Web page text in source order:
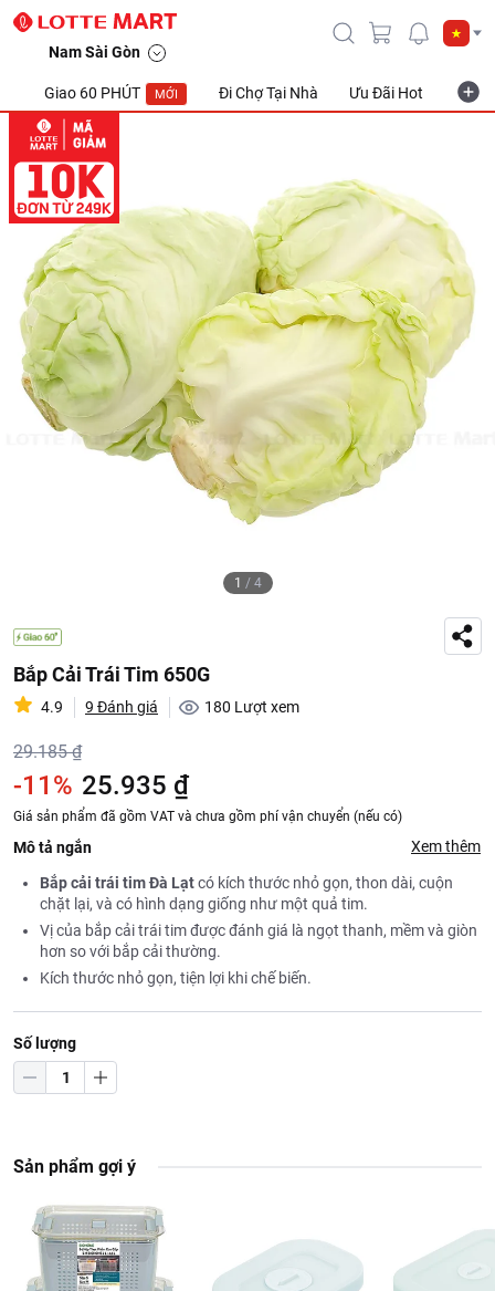
Nam Sài Gòn
Giao 60 PHÚT MỚI Đi Chợ Tại Nhà Ưu Đãi Hot
1 / 4
Bắp Cải Trái Tim 650G
4.9 9 Đánh giá 180 Lượt xem
29.185 ₫
-11% 25.935 ₫
Giá sản phẩm đã gồm VAT và chưa gồm phí vận chuyển (nếu có)
Mô tả ngắn Xem thêm
Bắp cải trái tim Đà Lạtcó kích thước nhỏ gọn, thon dài, cuộn
chặt lại, và có hình dạng giống như một quả tim.
Vị của bắp cải trái tim được đánh giá là ngọt thanh, mềm và giòn
hơn so với bắp cải thường.
Kích thước nhỏ gọn, tiện lợi khi chế biến.
Số lượng
Sản phẩm gợi ý